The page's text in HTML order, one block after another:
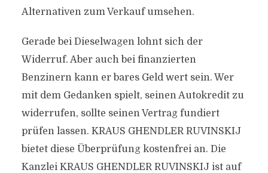
Alternativen zum Verkauf umsehen.
Gerade bei Dieselwagen lohnt sich der
Widerruf. Aber auch bei finanzierten
Benzinern kann er bares Geld wert sein. Wer
mit dem Gedanken spielt, seinen Autokredit zu
widerrufen, sollte seinen Vertrag fundiert
prüfen lassen. KRAUS GHENDLER RUVINSKIJ
bietet diese Überprüfung kostenfrei an. Die
Kanzlei KRAUS GHENDLER RUVINSKIJ ist auf